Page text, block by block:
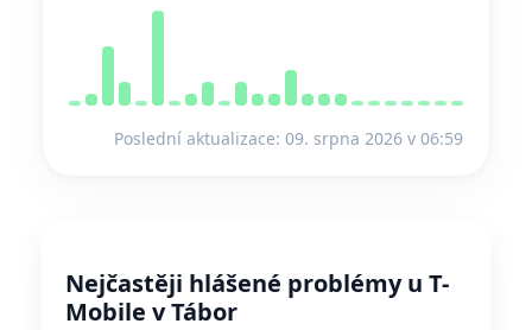
Poslední aktualizace: 09. srpna 2026 v 06:59
Nejčastěji hlášené problémy u T-
Mobile v Tábor